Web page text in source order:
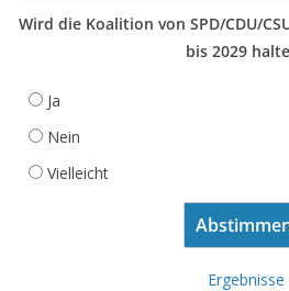
Wird die Koalition von SPD/CDU/
bis 2029
Ja
Nein
Vielleicht
Ergebnisse